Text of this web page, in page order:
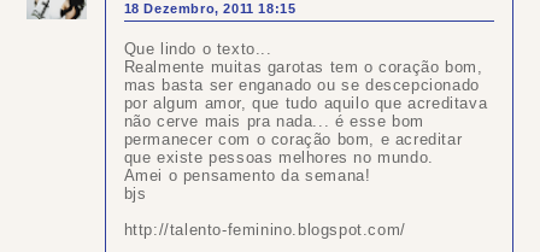
18 Dezembro, 2011 18:15
Que lindo o texto...
Realmente muitas garotas tem o coração bom,
mas basta ser enganado ou se descepcionado
por algum amor, que tudo aquilo que acreditava
não cerve mais pra nada... é esse bom
permanecer com o coração bom, e acreditar
que existe pessoas melhores no mundo.
Amei o pensamento da semana!
bjs
http://talento-feminino.blogspot.com/